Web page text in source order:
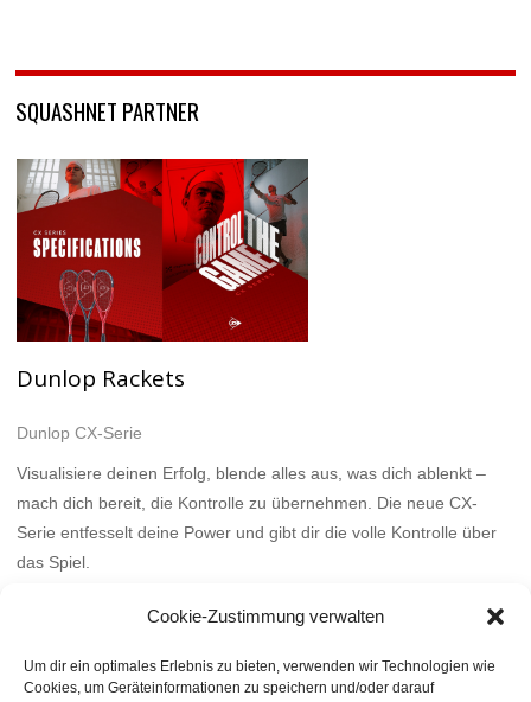
Cookie-Zustimmung verwalten
Um dir ein optimales Erlebnis zu bieten, verwenden wir Technologien wie
Cookies, um Geräteinformationen zu speichern und/oder darauf
SQUASHNET PARTNER
Dunlop Rackets
Dunlop CX-Serie
Visualisiere deinen Erfolg, blende alles aus, was dich ablenkt –
mach dich bereit, die Kontrolle zu übernehmen. Die neue CX-
Serie entfesselt deine Power und gibt dir die volle Kontrolle über
das Spiel.